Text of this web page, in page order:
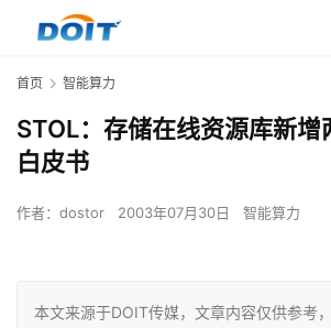
首页 智能算力
STOL：存储在线资源库新增
白皮书
作者： dostor 2003年07月30日 智能算力
本文来源于DOIT传媒，文章内容仅供参考